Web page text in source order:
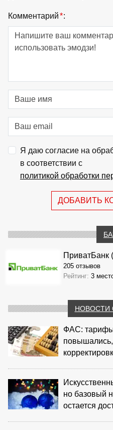
Комментарий*:
Я даю согласие на
в соответствии с
политикой обработки
ДОБАВИТЬ
ПриватБанк
205 отзывов
Рейтинг: 3
НОВОСТИ
ФАС:
но базовый
остается